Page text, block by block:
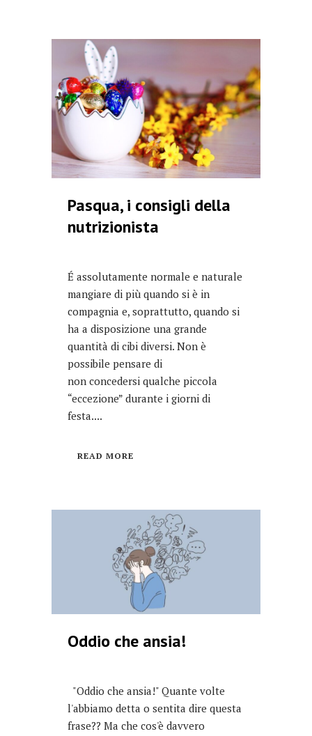
Pasqua, i consigli della
nutrizionista
É assolutamente normale e naturale
mangiare di più quando si è in
compagnia e, soprattutto, quando si
ha a disposizione una grande
quantità di cibi diversi. Non è
possibile pensare di
non concedersi qualche piccola
“eccezione” durante i giorni di
festa....
READ MORE
Oddio che ansia!
"Oddio che ansia!" Quante volte
l'abbiamo detta o sentita dire questa
frase?? Ma che cos'è davvero